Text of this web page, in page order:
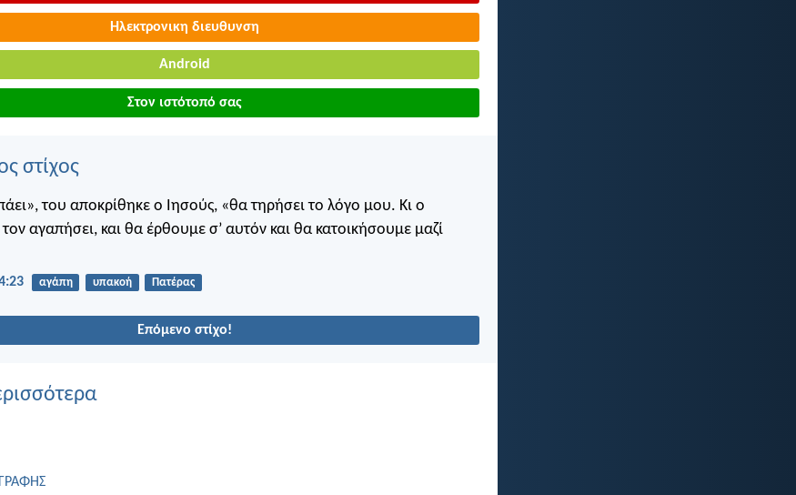
Ηλεκτρονικη διευθυνση
Android
Στον ιστότοπό σας
στίχος
του αποκρίθηκε ο Ιησούς, «θα τηρήσει το λόγο μου. Κι ο
αγαπήσει, και θα έρθουμε σ’ αυτόν και θα κατοικήσουμε μαζί
αγάπη υπακοή Πατέρας
Επόμενο στίχο!
ΓΡΑΦΗΣ